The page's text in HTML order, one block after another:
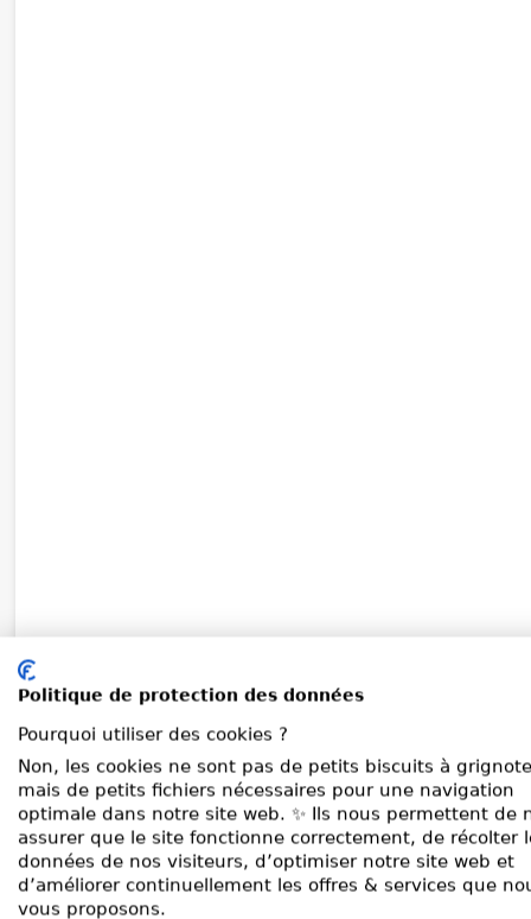
Politique de protection des données
Pourquoi utiliser des cookies ?
Non, les cookies ne sont pas de petits biscuits à
mais de petits fichiers nécessaires pour une navigation
optimale dans notre site web. ✨ Ils nous permettent de
assurer que le site fonctionne correctement, de récolter
données de nos visiteurs, d’optimiser notre site web et
d’améliorer continuellement les offres & services que
vous proposons.